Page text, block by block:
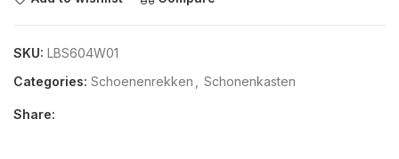
SKU: LBS604W01
Categories: Schoenenrekken Schonenkasten
Share: